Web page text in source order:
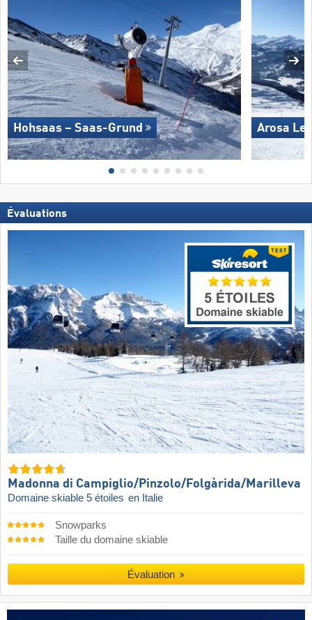
Hohsaas – Saas-Grund Arosa
Évaluations
Madonna di Campiglio/​Pinzolo/​Folgàrida/​Marilleva
Domaine skiable 5 étoiles en Italie
Snowparks
Taille du domaine skiable
Évaluation